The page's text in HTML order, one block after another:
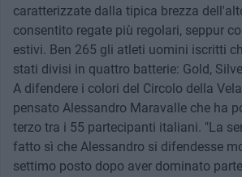
caratterizzate dalla tipica brezza
consentito regate più regolari, seppur
estivi. Ben 265 gli atleti uomini iscritti
stati divisi in quattro batterie: Gold,
A difendere i colori del Circolo della
pensato Alessandro Maravalle che ha
terzo tra i 55 partecipanti italiani. "La
fatto sì che Alessandro si difendesse
settimo posto dopo aver dominato